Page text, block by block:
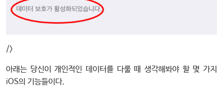
/>
아래는 당신이 개인적인 데이터를 다룰 때 생각해봐야 할 몇 가지
iOS의 기능들이다.